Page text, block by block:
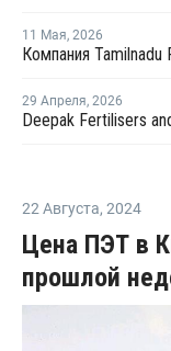
11 Мая, 2026
29 Апреля, 2026
22 Августа, 2024
Цена ПЭТ в
прошлой